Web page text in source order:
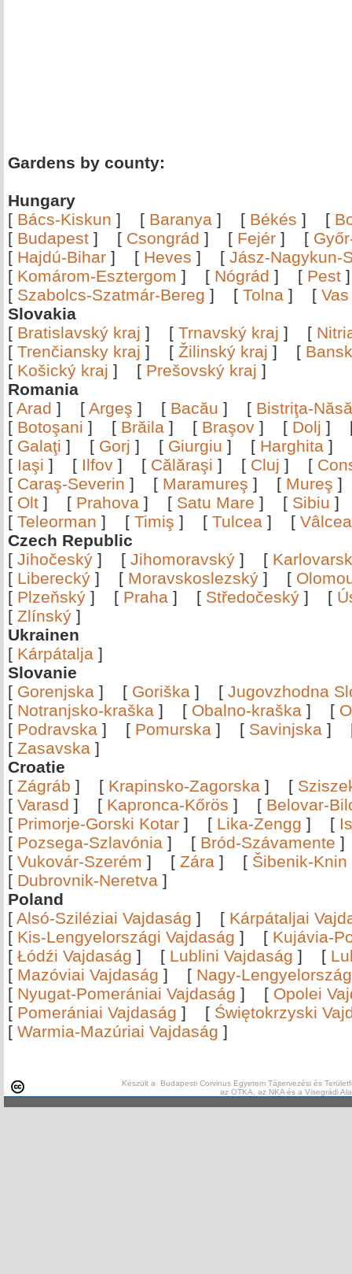
Gardens by county:
Hungary
[ Bács-Kiskun ] [ Baranya ] [ Békés ] [
[ Budapest ] [ Csongrád ] [ Fejér ] [
[ Hajdú-Bihar ] [ Heves ] [ Jász-Nagykun-
[ Komárom-Esztergom ] [ Nógrád ] [ Pest
[ Szabolcs-Szatmár-Bereg ] [ Tolna ] [ Vas
Slovakia
[ Bratislavský kraj ] [ Trnavský kraj ] [
[ Trenčiansky kraj ] [ Žilinský kraj ] [
[ Košický kraj ] [ Prešovský kraj ]
Romania
[ Arad ] [ Argeş ] [ Bacău ] [ Bistriţa-
[ Botoşani ] [ Brăila ] [ Braşov ] [ Dolj ]
[ Galaţi ] [ Gorj ] [ Giurgiu ] [ Harghita ]
[ Iaşi ] [ Ilfov ] [ Călăraşi ] [ Cluj ] [
[ Caraş-Severin ] [ Maramureş ] [ Mureş
[ Olt ] [ Prahova ] [ Satu Mare ] [ Sibiu
[ Teleorman ] [ Timiş ] [ Tulcea ] [
Czech Republic
[ Jihočeský ] [ Jihomoravský ] [
[ Liberecký ] [ Moravskoslezský ] [
[ Plzeňský ] [ Praha ] [ Středočeský ] [
[ Zlínský ]
Ukrainen
[ Kárpátalja ]
Slovanie
[ Gorenjska ] [ Goriška ] [ Jugovzhodna
[ Notranjsko-kraška ] [ Obalno-kraška ] [
[ Podravska ] [ Pomurska ] [ Savinjska ]
[ Zasavska ]
Croatie
[ Zágráb ] [ Krapinsko-Zagorska ] [
[ Varasd ] [ Kapronca-Kőrös ] [ Belovar-
[ Primorje-Gorski Kotar ] [ Lika-Zengg ] [
[ Pozsega-Szlavónia ] [ Bród-Szávamente
[ Vukovár-Szerém ] [ Zára ] [ Šibenik-Knin
[ Dubrovnik-Neretva ]
Poland
[ Alsó-Sziléziai Vajdaság ] [ Kárpátaljai
[ Kis-Lengyelországi Vajdaság ] [ Kujávia-
[ Łódźi Vajdaság ] [ Lublini Vajdaság ] [
[ Mazóviai Vajdaság ] [ Nagy-
[ Nyugat-Pomerániai Vajdaság ] [ Opolei
[ Pomerániai Vajdaság ] [ Świętokrzyski
[ Warmia-Mazúriai Vajdaság ]
Készült a Budapesti Corvinus Egyetem Tájtervezési és
az OTKA, az NKA és a Visegrádi